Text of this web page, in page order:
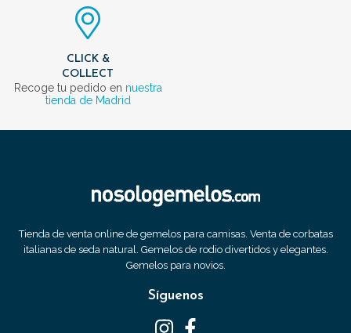
CLICK &
COLLECT
Recoge tu pedido en nuestra
tienda de Madrid
Tienda de venta online de gemelos para camisas. Venta de corbatas
italianas de seda natural. Gemelos de rodio divertidos y elegantes.
Gemelos para novios.
Síguenos